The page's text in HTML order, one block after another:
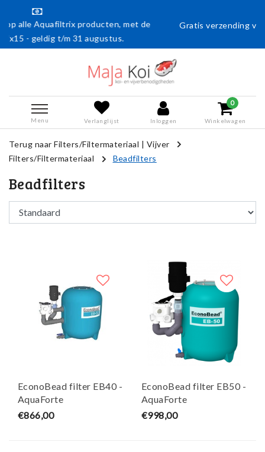
met de
Gratis verzending vanaf € 50,- (en naar
Menu Verlanglijst Inloggen
0
Winkelwagen
Terug naar Filters/Filtermateriaal | Vijver
Filters/Filtermateriaal
Beadfilters
Beadfilters
EconoBead filter EB40 -
AquaForte
€866,00
EconoBead filter EB50 -
AquaForte
€998,00